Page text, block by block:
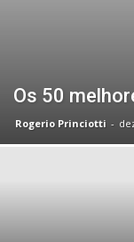
Os 50
Rogerio Princiotti -